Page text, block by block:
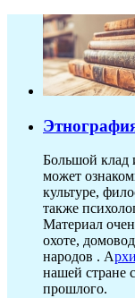
Большой клад
может
культуре,
также
Материал
охоте,
народов . А
нашей стране
прошлого.